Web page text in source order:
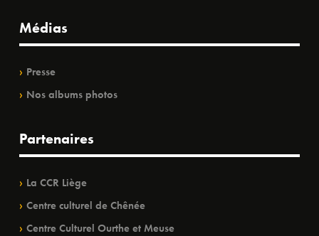
Médias
Presse
Nos albums photos
Partenaires
La CCR Liège
Centre culturel de Chênée
Centre Culturel Ourthe et Meuse